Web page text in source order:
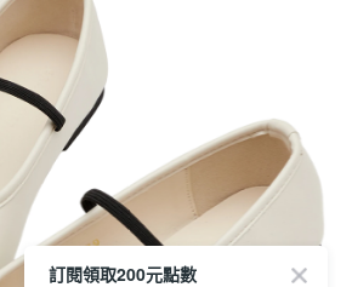
訂閱領取200元點數